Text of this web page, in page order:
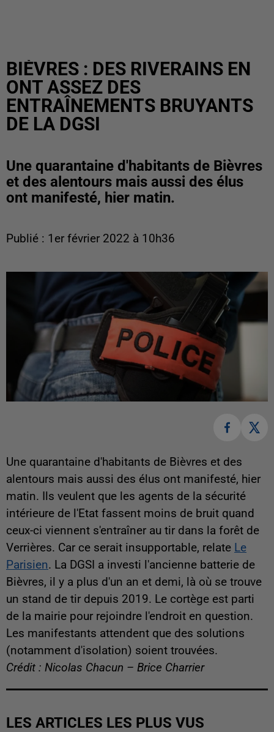
BIÈVRES : DES RIVERAINS EN
ONT ASSEZ DES
ENTRAÎNEMENTS BRUYANTS
DE LA DGSI
Une quarantaine d'habitants de Bièvres
et des alentours mais aussi des élus
ont manifesté, hier matin.
Publié : 1er février 2022 à 10h36
Une quarantaine d'habitants de Bièvres et des
alentours mais aussi des élus ont manifesté, hier
matin. Ils veulent que les agents de la sécurité
intérieure de l'Etat fassent moins de bruit quand
ceux-ci viennent s'entraîner au tir dans la forêt de
Verrières. Car ce serait insupportable, relate Le
Parisien. La DGSI a investi l'ancienne batterie de
Bièvres, il y a plus d'un an et demi, là où se trouve
un stand de tir depuis 2019. Le cortège est parti
de la mairie pour rejoindre l'endroit en question.
Les manifestants attendent que des solutions
(notamment d'isolation) soient trouvées.
Crédit : Nicolas Chacun – Brice Charrier
LES ARTICLES LES PLUS VUS